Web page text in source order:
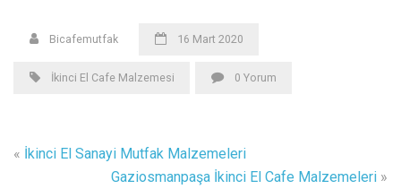
Bicafemutfak 16 Mart 2020
İkinci El Cafe Malzemesi 0 Yorum
« İkinci El Sanayi Mutfak Malzemeleri
Gaziosmanpaşa İkinci El Cafe Malzemeleri »